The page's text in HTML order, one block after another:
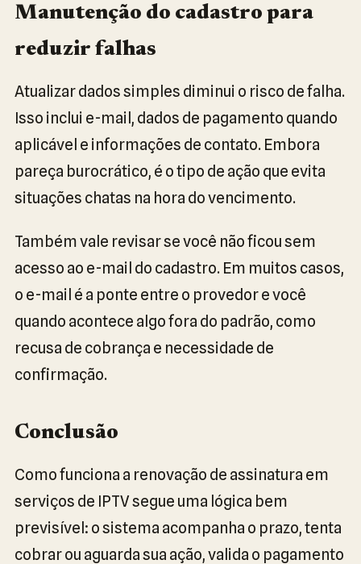
Manutenção do cadastro para
reduzir falhas
Atualizar dados simples diminui o risco de falha.
Isso inclui e-mail, dados de pagamento quando
aplicável e informações de contato. Embora
pareça burocrático, é o tipo de ação que evita
situações chatas na hora do vencimento.
Também vale revisar se você não ficou sem
acesso ao e-mail do cadastro. Em muitos casos,
o e-mail é a ponte entre o provedor e você
quando acontece algo fora do padrão, como
recusa de cobrança e necessidade de
confirmação.
Conclusão
Como funciona a renovação de assinatura em
serviços de IPTV segue uma lógica bem
previsível: o sistema acompanha o prazo, tenta
cobrar ou aguarda sua ação, valida o pagamento